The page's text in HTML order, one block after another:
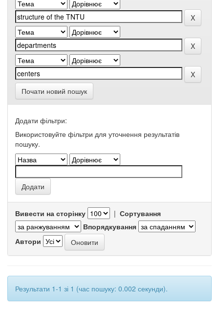
Почати новий пошук
Додати фільтри:
Використовуйте фільтри для уточнення результатів
пошуку.
Вивести на сторінку | Сортування
Впорядкування
Автори
Результати 1-1 зі 1 (час пошуку: 0.002 секунди).